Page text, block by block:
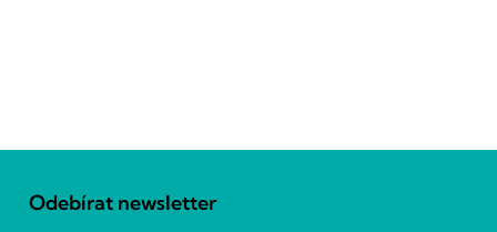
Odebírat newsletter